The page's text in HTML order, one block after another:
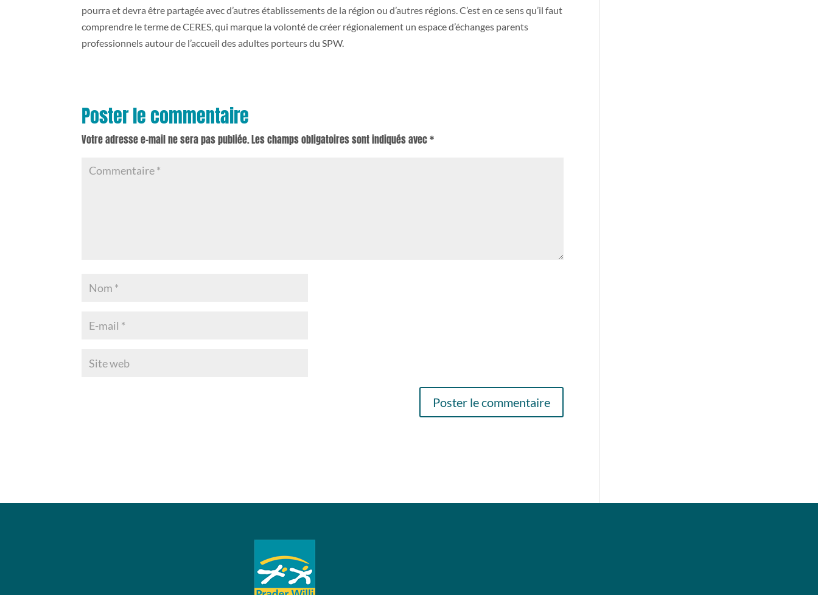
pourra et devra être partagée avec d’autres établissements de la région ou d’autres régions. C’est en ce sens qu’il faut
comprendre le terme de CERES, qui marque la volonté de créer régionalement un espace d’échanges parents
professionnels autour de l’accueil des adultes porteurs du SPW.
Poster le commentaire
Votre adresse e-mail ne sera pas publiée.Les champs obligatoires sont indiqués avec*